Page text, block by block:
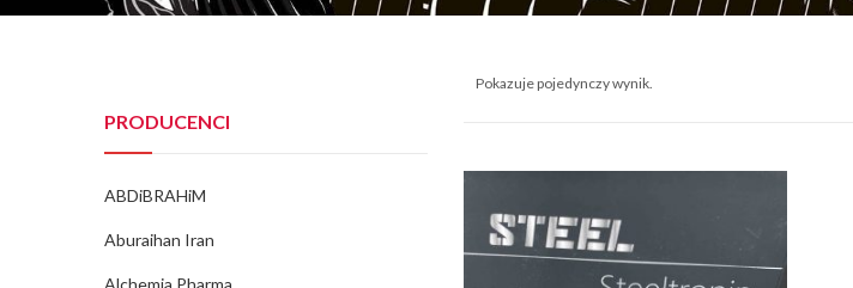
Pokazuje pojedynczy wynik.
PRODUCENCI
ABDiBRAHiM
Aburaihan Iran
Alchemia Pharma